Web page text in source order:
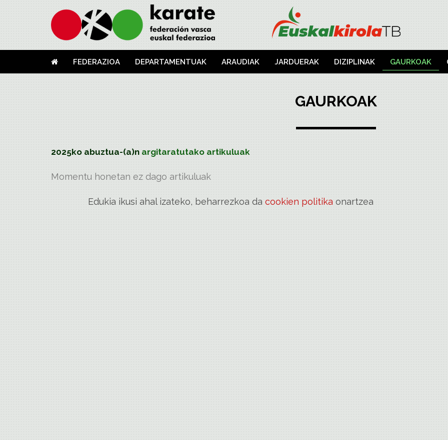
FEDERAZIOA DEPARTAMENTUAK ARAUDIAK JARDUERAK DIZIPLINAK GAURKOAK
GAURKOAK
2025ko abuztua-(a)nargitaratutako artikuluak
Momentu honetan ez dagoartikuluak
Edukia ikusi ahal izateko, beharrezkoa dacookien politikaonartzea